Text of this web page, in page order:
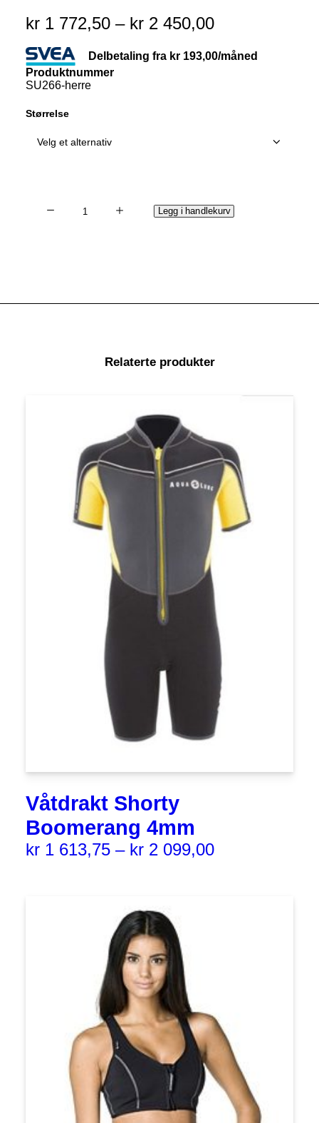
kr 1 772,50 – kr 2 450,00
Delbetaling fra kr 193,00/måned
Produktnummer
SU266-herre
Størrelse
Legg i handlekurv
Relaterte produkter
Våtdrakt Shorty
Boomerang 4mm
kr 1 613,75 – kr 2 099,00